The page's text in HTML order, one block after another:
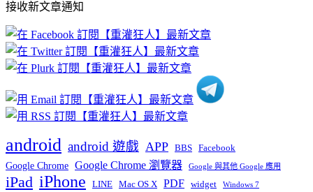
文
章
分
類
接收新文章通知
android android 遊戲 APP BBS Facebook
Google Chrome Google Chrome 瀏覽器 Google 與其他 Google 應用
iPad iPhone LINE Mac OS X PDF widget Windows 7